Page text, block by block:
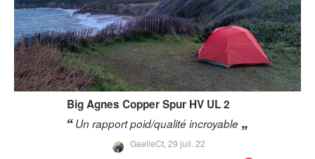
Big Agnes Copper Spur HV UL 2
Un rapport poid/qualité incroyable
GaelleCt, 29 juil. 22